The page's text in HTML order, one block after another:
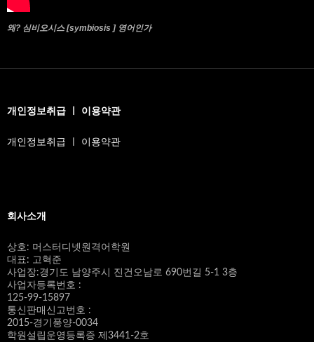
왜? 심비오시스 [symbiosis ] 영어인가
개인정보취급 ㅣ 이용약관
개인정보취급 ㅣ 이용약관
회사소개
상호: 머스터디넷원격어학원
대표: 고혁준
사업장:경기도 남양주시 진건오남로 690번길 5-1 3층
사업자등록번호 :
125-99-15897
통신판매신고번호 :
2015-경기풍양-0034
학원설립운영등록증 제3441-2호